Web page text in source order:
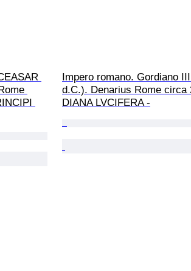
Impero romano. Gordiano
d.C.). Denarius Rome circa
DIANA LVCIFERA -